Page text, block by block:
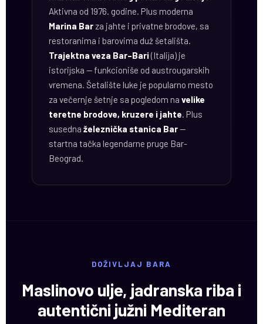
Aktivna od 1976. godine. Plus moderna
Marina Bar za jahte i privatne brodove, sa
restoranima i barovima duž šetališta.
Trajektna veza Bar–Bari(Italija) je
istorijska — funkcioniše od austrougarskih
vremena. Šetalište luke je popularno mesto
za večernje šetnje sa pogledom na velike
teretne brodove, kruzere i jahte. Plus
susedna železnička stanica Bar—
startna tačka legendarne pruge Bar-
Beograd.
DOŽIVLJAJ BARA
Maslinovo ulje, jadranska riba i
autentični južni Mediteran